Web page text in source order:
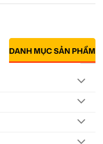
DANH MỤC SẢN PHẨM